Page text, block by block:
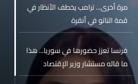
مرة أخرى... ترامب يخطف الأنظار في
قمة الناتو في أنقرة
فرنسا تعزز حضورها في سوريا... هذا
ما قاله مستشار وزير الإقتصاد
السوري للـLBCI